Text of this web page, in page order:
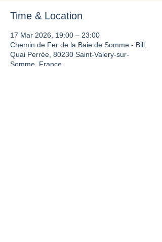
Time & Location
17 Mar 2026, 19:00 – 23:00
Chemin de Fer de la Baie de Somme - Bill,
Quai Perrée, 80230 Saint-Valery-sur-
Somme, France